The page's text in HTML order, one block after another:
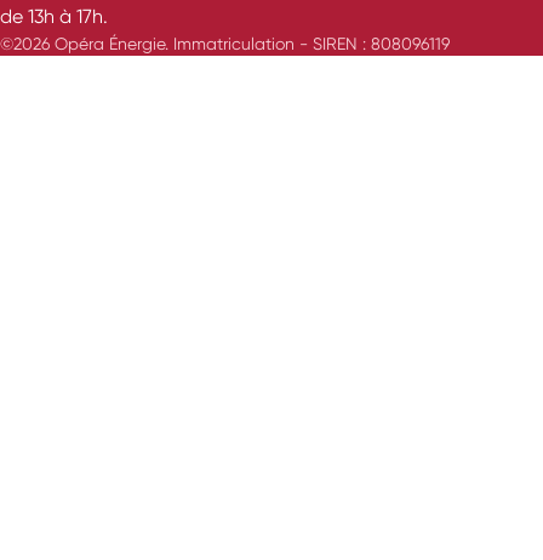
de 13h à 17h.
©2026 Opéra Énergie. Immatriculation - SIREN : 808096119